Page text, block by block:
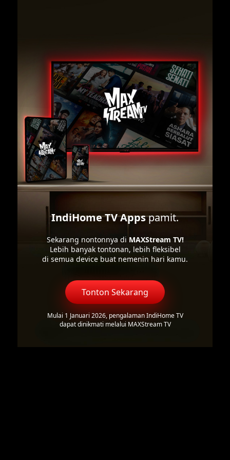
IndiHome TV Appspamit.
Sekarang nontonnya di MAXStream TV!
Lebih banyak tontonan, lebih fleksibel
di semua device buat nemenin hari kamu.
Tonton Sekarang
Mulai 1 Januari 2026, pengalaman IndiHome TV
dapat dinikmati melalui MAXStream TV